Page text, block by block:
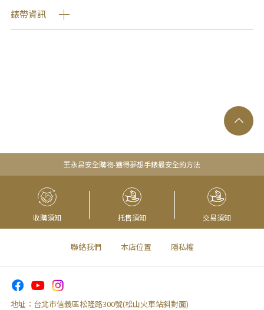
錶帶資訊
王永昌安全購物-獲得夢想手錶最安全的方法
收購須知 托售須知 交易須知
聯絡我們 本店位置 隱私權
地址： 台北市信義區松隆路300號(松山火車站斜對面)